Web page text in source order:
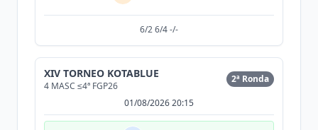
6/2 6/4 -/-
XIV TORNEO KOTABLUE
4 MASC ≤4ª FGP26
2ª Ronda
01/08/2026 20:15